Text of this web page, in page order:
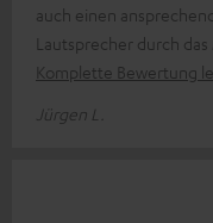
auch einen
Lautsprecher durch
Komplette Bewertung
Jürgen L.